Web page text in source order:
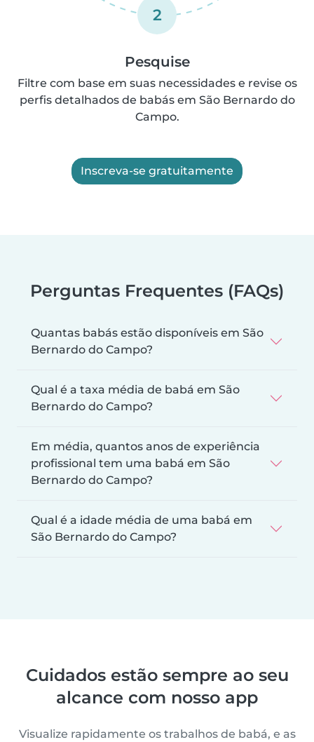
2
Pesquise
Filtre com base em suas necessidades e revise os
perfis detalhados de babás em São Bernardo do
Campo.
Inscreva-se gratuitamente
Perguntas Frequentes (FAQs)
Quantas babás estão disponíveis em São
Bernardo do Campo?
Qual é a taxa média de babá em São
Bernardo do Campo?
Em média, quantos anos de experiência
profissional tem uma babá em São
Bernardo do Campo?
Qual é a idade média de uma babá em
São Bernardo do Campo?
Cuidados estão sempre ao seu
alcance com nosso app
Visualize rapidamente os trabalhos de babá, e as